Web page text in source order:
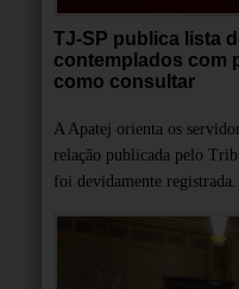
TJ-SP publica lista
contemplados com
como consultar
A Apatej orienta os
relação publicada pelo
foi devidamente registrada.